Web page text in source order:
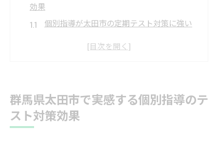
効果
個別指導が太田市の定期テスト対策に強い
生徒ごとの弱点分析で個別指導が効果を発
徴
テスト直前でも安心できる個別指導の活用
群馬県太田市で実感する個別指導のテ
スト対策効果